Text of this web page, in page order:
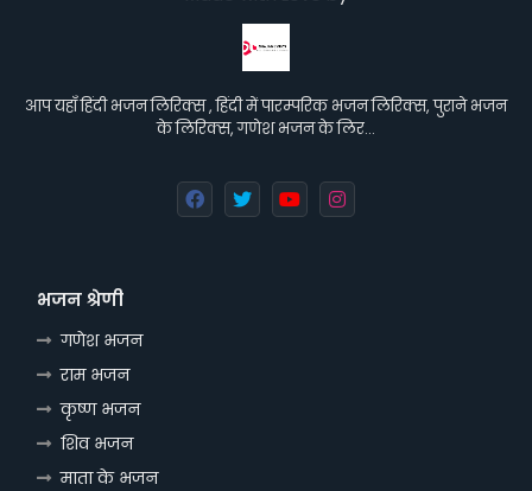
आप यहाँ हिंदी भजन लिरिक्स , हिंदी में पारम्परिक भजन लिरिक्स, पुराने भजन
के लिरिक्स, गणेश भजन के लिर…
भजन श्रेणी
गणेश भजन
राम भजन
कृष्ण भजन
शिव भजन
माता के भजन